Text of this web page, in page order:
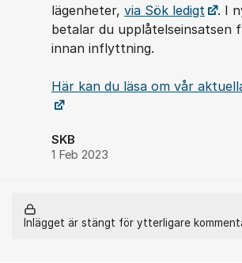
lägenheter, via Sök ledigt
. I
betalar du upplåtelseinsatsen
innan inflyttning.
Här kan du läsa om vår
SKB
1 Feb 2023
Inlägget är stängt för ytterligare